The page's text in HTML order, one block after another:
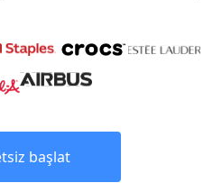
başlat